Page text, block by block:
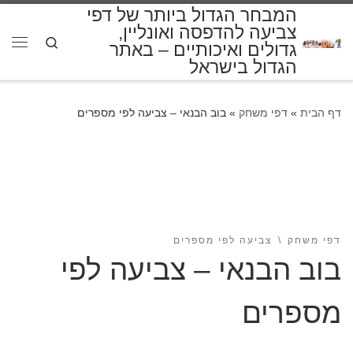
המבחר הגדול ביותר של דפי
צביעה להדפסה ואונליין,
גדולים ואיכותיים – באתר
הגדול בישראל
Search
דף הבית » דפי משחק » בוב הבנאי – צביעה לפי מספרים
דפי משחק צביעה לפי מספרים
בוב הבנאי – צביעה לפי
מספרים